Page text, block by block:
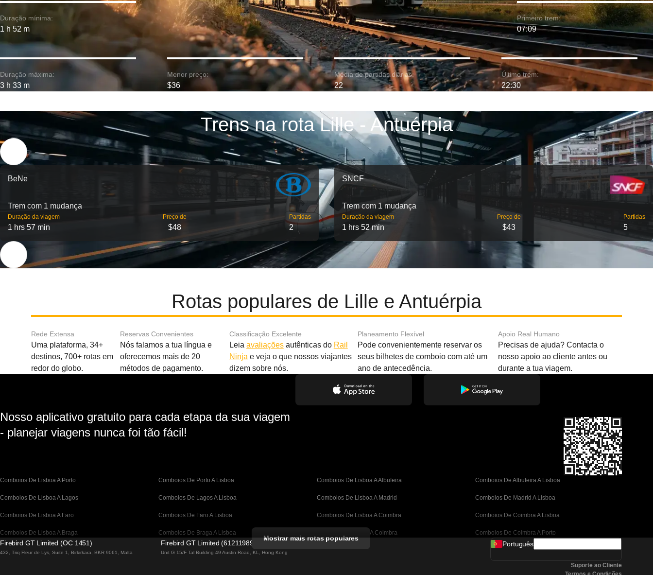
Duração mínima:
1 h 52 m
Primeiro trem:
07:09
Duração máxima:
3 h 33 m
Menor preço:
$36
Média de partidas diárias:
22
Último trem:
22:30
Trens na rota Lille - Antuérpia
BeNe
Trem com 1 mudança
Duração da viagem
1 hrs 57 min
Preço de
$48
Partidas
2
SNCF
Trem com 1 mudança
Duração da viagem
1 hrs 52 min
Preço de
$43
Partidas
5
Rotas populares de Lille e Antuérpia
Rede Extensa
Uma plataforma, 34+
destinos, 700+ rotas em
redor do globo.
Reservas Convenientes
Nós falamos a tua língua e
oferecemos mais de 20
métodos de pagamento.
Classificação Excelente
Leia avaliaçõesautênticas do Rail
Ninja e veja o que nossos viajantes
dizem sobre nós.
Planeamento Flexível
Pode convenientemente reservar os
seus bilhetes de comboio com até um
ano de antecedência.
Apoio Real Humano
Precisas de ajuda? Contacta o
nosso apoio ao cliente antes ou
durante a tua viagem.
Nosso aplicativo gratuito para cada etapa da sua viagem
- planejar viagens nunca foi tão fácil!
Comboios De Lisboa A Porto Comboios De Porto A Lisboa Comboios De Lisboa A Albufeira Comboios De Albufeira A Lisboa
Comboios De Lisboa A Lagos Comboios De Lagos A Lisboa Comboios De Lisboa A Madrid Comboios De Madrid A Lisboa
Comboios De Lisboa A Faro Comboios De Faro A Lisboa Comboios De Lisboa A Coimbra Comboios De Coimbra A Lisboa
Comboios De Lisboa A Braga Comboios De Braga A Lisboa Comboios De Porto A Coimbra Comboios De Coimbra A Porto
Comboios De Barcelona A Madrid Comboios De Madrid A Barcelona Comboios De Valência A Barcelona
Mostrar mais rotas populares
Firebird GT Limited (OC 1451)
432, Triq Fleur de Lys, Suite 1, Birkirkara, BKR 9061, Malta
Firebird GT Limited (61211989)
Unit G 15/F Tal Building 49 Austin Road, KL, Hong Kong
Português
Suporte ao Cliente